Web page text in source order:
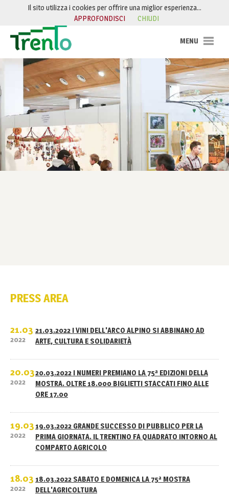
Salta al contenuto
PRESS AREA
21.03
2022
21.03.2022 I VINI DELL'ARCO ALPINO SI ABBINANO AD
ARTE, CULTURA E SOLIDARIETÀ
20.03
2022
20.03.2022 I NUMERI PREMIANO LA 75ª EDIZIONI DELLA
MOSTRA. OLTRE 18.000 BIGLIETTI STACCATI FINO ALLE
ORE 17.00
19.03
2022
19.03.2022 GRANDE SUCCESSO DI PUBBLICO PER LA
PRIMA GIORNATA. IL TRENTINO FA QUADRATO INTORNO AL
COMPARTO AGRICOLO
18.03
2022
18.03.2022 SABATO E DOMENICA LA 75ª MOSTRA
DELL'AGRICOLTURA
Il sito utilizza i cookies per offrire una miglior esperienza…
APPROFONDISCI
CHIUDI